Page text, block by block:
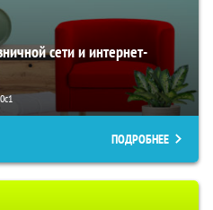
сети и интернет-
ПОДРОБНЕЕ